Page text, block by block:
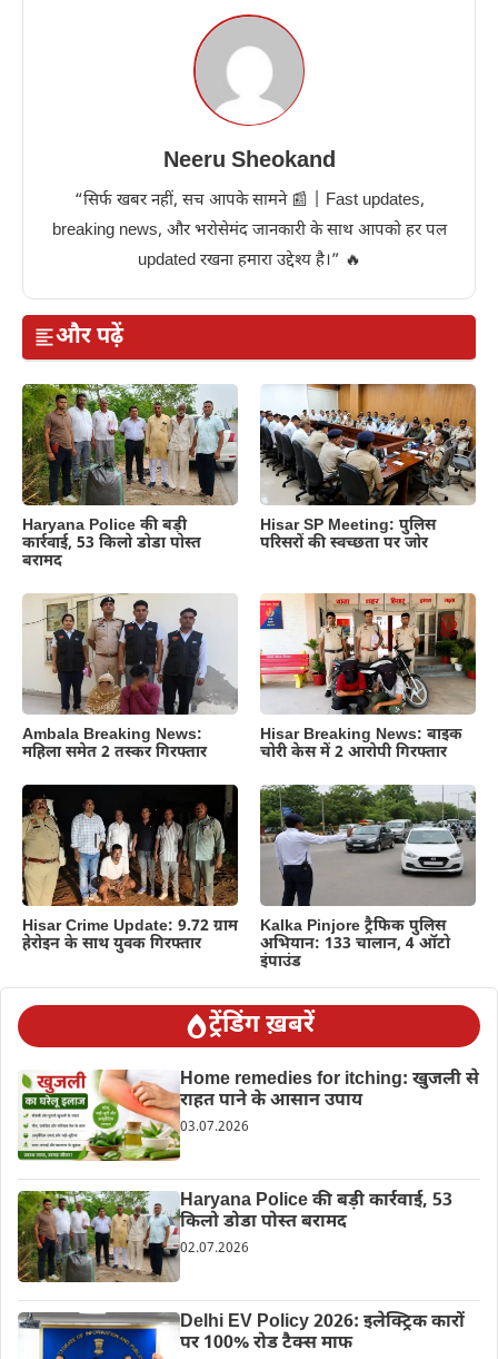
Neeru Sheokand
“सिर्फ खबर नहीं, सच आपके सामने 📰 | Fast updates,
breaking news, और भरोसेमंद जानकारी के साथ आपको हर पल
updated रखना हमारा उद्देश्य है।” 🔥
और पढ़ें
Haryana Police की बड़ी
कार्रवाई, 53 किलो डोडा पोस्त
बरामद
Hisar SP Meeting: पुलिस
परिसरों की स्वच्छता पर जोर
Ambala Breaking News:
महिला समेत 2 तस्कर गिरफ्तार
Hisar Breaking News: बाइक
चोरी केस में 2 आरोपी गिरफ्तार
Hisar Crime Update: 9.72 ग्राम
हेरोइन के साथ युवक गिरफ्तार
Kalka Pinjore ट्रैफिक पुलिस
अभियान: 133 चालान, 4 ऑटो
इंपाउंड
ट्रेंडिंग ख़बरें
Home remedies for itching: खुजली से
राहत पाने के आसान उपाय
03.07.2026
Haryana Police की बड़ी कार्रवाई, 53
किलो डोडा पोस्त बरामद
02.07.2026
Delhi EV Policy 2026: इलेक्ट्रिक कारों
पर 100% रोड टैक्स माफ